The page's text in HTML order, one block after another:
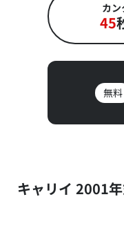
カ
45
無料
キャリイ 2001